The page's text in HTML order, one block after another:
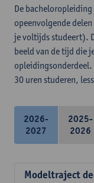
De
opeenvolgende
je voltijds studeert).
beeld van de tijd die
30 uren studeren,
2026-
2027
2025-
2026
Modeltraject